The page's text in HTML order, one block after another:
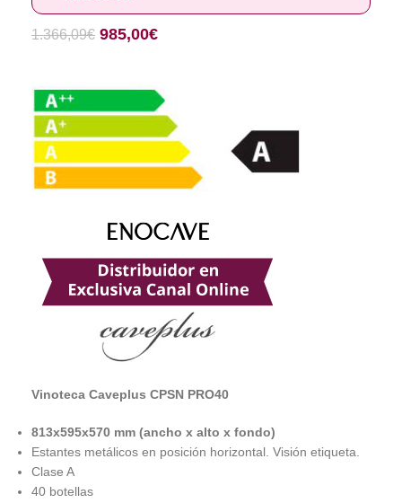
1.366,09€ 985,00€
Vinoteca Caveplus CPSN PRO40
813x595x570 mm (ancho x alto x fondo)
Estantes metálicos en posición horizontal. Visión etiqueta.
Clase A
40 botellas